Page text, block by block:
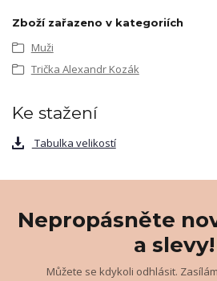
Zboží zařazeno v kategoriích
Muži
Trička Alexandr Kozák
Ke stažení
Tabulka velikostí
Nepropásněte
a slevy!
Můžete se kdykoli odhlásit.